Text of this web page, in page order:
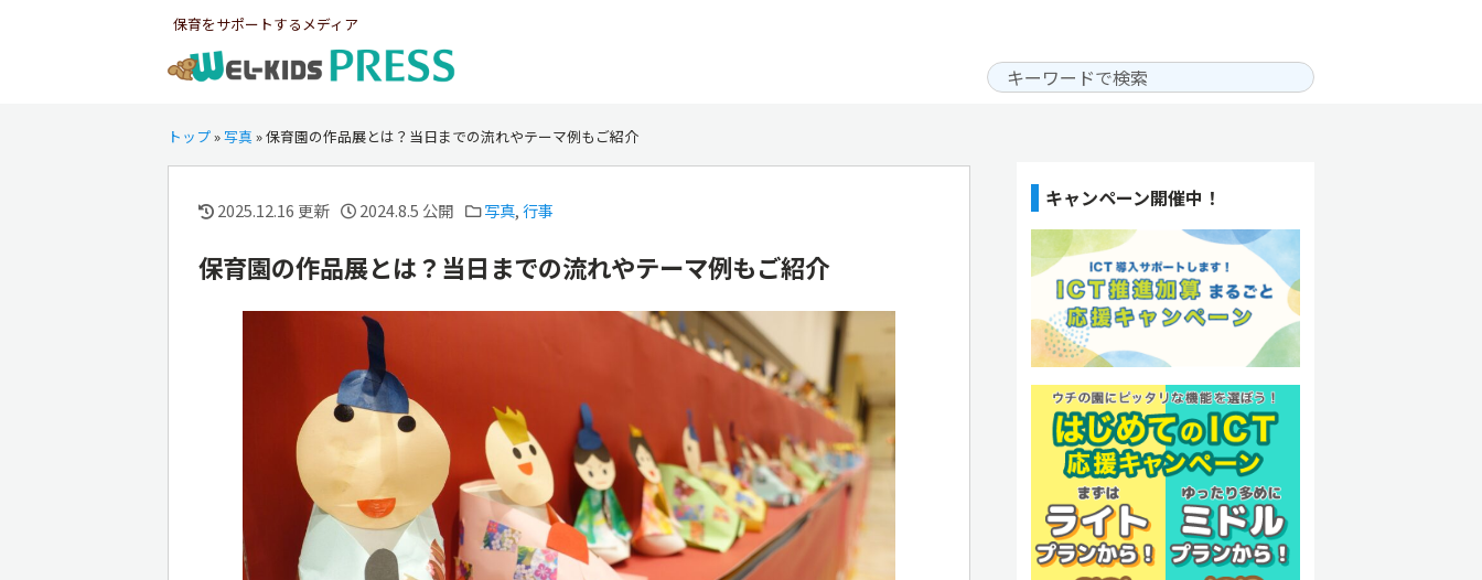
保育をサポートするメディア
トップ»写真 »保育園の作品展とは？当日までの流れやテーマ例もご紹介
2025.12.16 更新 2024.8.5 公開 写真,行事
保育園の作品展とは？当日までの流れやテーマ例もご紹介
キャンペーン開催中！